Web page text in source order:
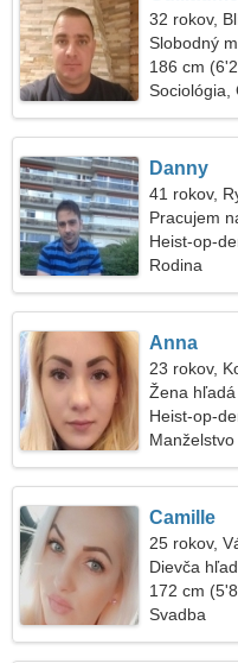
32 rokov,
Slobodný
186 cm
Sociológia,
Danny
41 rokov,
Pracujem
Heist-op-
Rodina
Anna
23 rokov,
Žena
Heist-op-
Manželstvo
Camille
25 rokov,
Dievča
172 cm
Svadba